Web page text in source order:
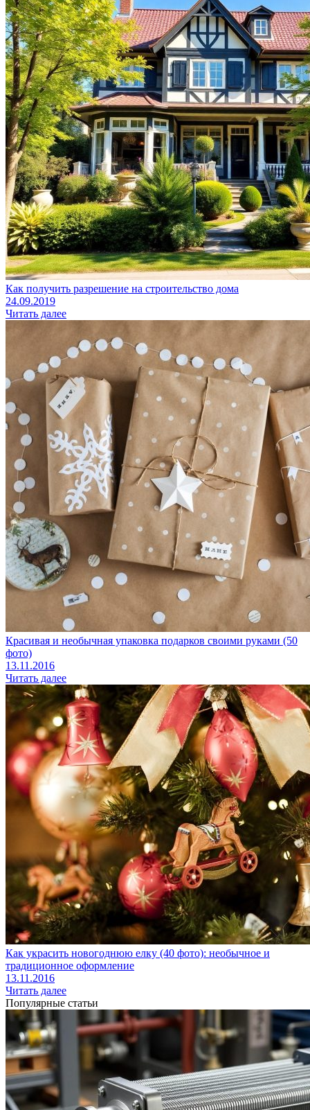
Как получить разрешение на строительство дома
24.09.2019
Читать далее
Красивая и необычная упаковка подарков своими руками (50
фото)
13.11.2016
Читать далее
Как украсить новогоднюю елку (40 фото): необычное и
традиционное оформление
13.11.2016
Читать далее
Популярные статьи